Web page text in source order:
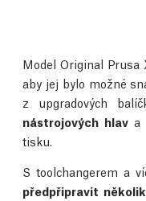
Model Original
aby jej bylo možné
z upgradových
nástrojových hlava
tisku.
S toolchangerem a
předpřipravit